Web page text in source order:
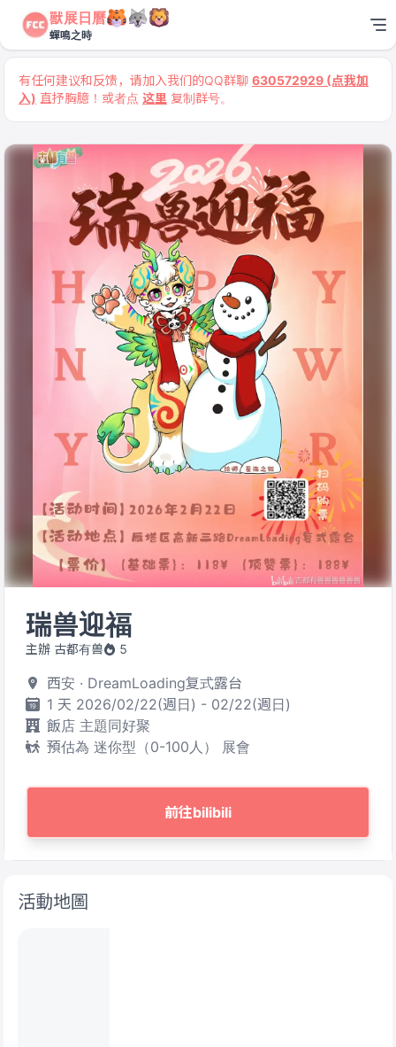
獸展日曆
蟬鳴之時
有任何建议和反馈，请加入我们的QQ群聊 630572929 (点我加
入) 直抒胸臆！或者点 这里 复制群号。
瑞兽迎福
主辦 古都有兽 5
西安 · DreamLoading复式露台
1 天 2026/02/22(週日) - 02/22(週日)
飯店 主題同好聚
預估為 迷你型（0-100人） 展會
前往bilibili
活動地圖